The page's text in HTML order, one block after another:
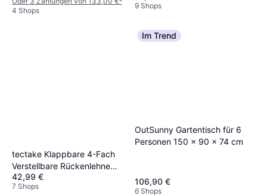
4 Shops
9 Shops
tectake Klappbare 4-Fach
Verstellbare Rückenlehne
190 x 68 x 28 cm
42,99 €
7 Shops
Im Trend
OutSunny Gartentisch für 6
Personen 150 x 90 x 74 cm
106,90 €
6 Shops